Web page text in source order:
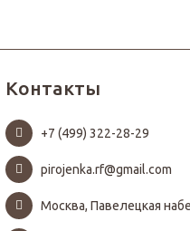
Контакты
+7 (499) 322-28-29
pirojenka.rf@gmail.com
Москва, Павелецкая